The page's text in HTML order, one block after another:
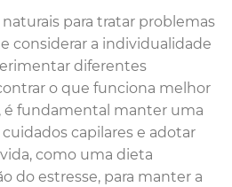
para tratar problemas
considerar a individualidade
diferentes
o que funciona melhor
é fundamental manter uma
capilares e adotar
como uma dieta
do estresse, para manter a